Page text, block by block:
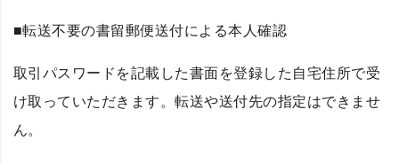
■転送不要の書留郵便送付による本人確認
取引パスワードを記載した書面を登録した自宅住所で受
け取っていただきます。転送や送付先の指定はできませ
ん。